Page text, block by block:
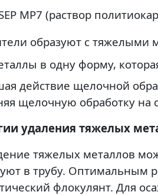
MP7 (раствор
образуют с тяжелыми
в одну форму,
действие щелочной
щелочную обработку на
удаления тяжелых
тяжелых металлов
в трубу. Оптимальным
флокулянт. Для